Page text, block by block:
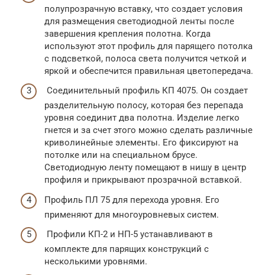
полупрозрачную вставку, что создает условия
для размещения светодиодной ленты после
завершения крепления полотна. Когда
используют этот профиль для парящего потолка
с подсветкой, полоса света получится четкой и
яркой и обеспечится правильная цветопередача.
Соединительный профиль КП 4075. Он создает
разделительную полосу, которая без перепада
уровня соединит два полотна. Изделие легко
гнется и за счет этого можно сделать различные
криволинейные элементы. Его фиксируют на
потолке или на специальном брусе.
Светодиодную ленту помещают в нишу в центр
профиля и прикрывают прозрачной вставкой.
Профиль ПЛ 75 для перехода уровня. Его
применяют для многоуровневых систем.
Профили КП-2 и НП-5 устанавливают в
комплекте для парящих конструкций с
несколькими уровнями.